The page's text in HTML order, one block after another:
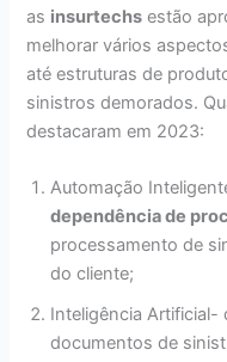
as insurtechs estão
melhorar vários
até estruturas de
sinistros demorados.
destacaram em 2023:
Automação
dependência de
processamento de
do cliente;
Inteligência Artificial-
documentos de